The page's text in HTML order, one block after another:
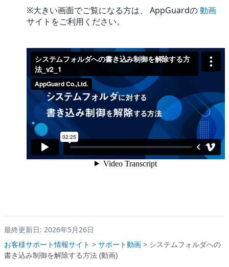
※大きい画面でご覧になる方は、 AppGuardの動画
サイトをご利用ください。
最終更新日: 2026年5月26日
お客様サポート情報サイト > サポート動画 > システムフォルダへの
書き込み制御を解除する方法 (動画)